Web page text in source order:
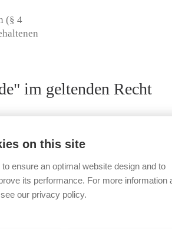
(§ 4
im geltenden Recht
Bull
mit
Rassen
Für Hunde, die im
beizubringen (§ 1a
Hunde/BL).
Auf den
Zeitpunkt des
mindestens 18
on this site
ensure an optimal website design and to
its performance. For more information
our privacy policy.